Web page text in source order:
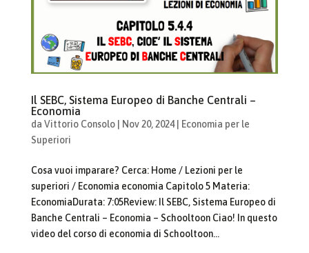
Il SEBC, Sistema Europeo di Banche Centrali –
Economia
da Vittorio Consolo| Nov 20, 2024|
Economia per le
Superiori
Cosa vuoi imparare? Cerca: Home / Lezioni per le
superiori / Economia economia Capitolo 5 Materia:
EconomiaDurata: 7:05Review: Il SEBC, Sistema Europeo di
Banche Centrali – Economia – Schooltoon Ciao! In questo
video del corso di economia di Schooltoon...